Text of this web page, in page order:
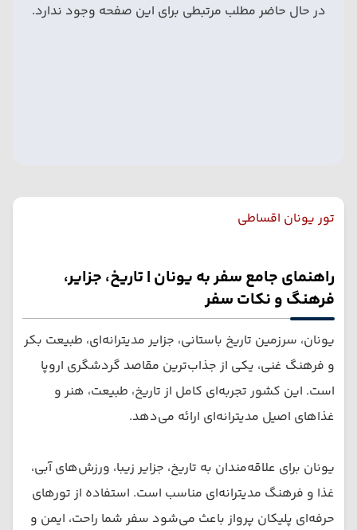
در حال حاضر مطلب مرتبطی برای این صفحه وجود ندارد.
تور یونان اقساطی
راهنمای جامع سفر به یونان | تاریخ، جزایر،
فرهنگ و نکات سفر
یونان، سرزمین تاریخ باستانی، جزایر مدیترانه‌ای، طبیعت بکر
و فرهنگ غنی، یکی از جذاب‌ترین مقاصد گردشگری اروپا
است. این کشور تجربه‌ای کامل از تاریخ، طبیعت، هنر و
غذاهای اصیل مدیترانه‌ای ارائه می‌دهد.
یونان برای علاقه‌مندان به تاریخ، جزایر زیبا، ورزش‌های آبی،
غذا و فرهنگ مدیترانه‌ای مناسب است. استفاده از تورهای
حرفه‌ای پلیکان پرواز باعث می‌شود سفر شما راحت، ایمن و